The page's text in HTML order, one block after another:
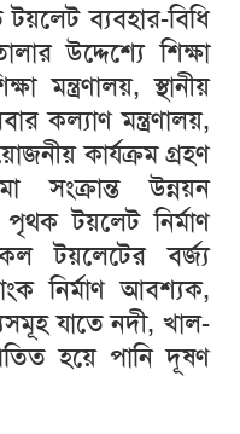
টয়লেট ব্যবহার-বিধি
উদ্দেশ্যে শিক্ষা
মন্ত্রণালয়, স্থানীয়
কল্যাণ মন্ত্রণালয়,
কার্যক্রম গ্রহণ
উন্নয়ন
টয়লেট নির্মাণ
টয়লেটের বর্জ্য
নির্মাণ আবশ্যক,
যাতে নদী, খাল-
হয়ে পানি দূষণ